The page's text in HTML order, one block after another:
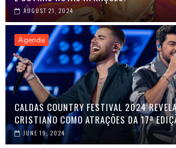
AUGUST 21, 2024
Agenda
CALDAS COUNTRY FESTIVAL 2024
CRISTIANO COMO ATRAÇÕES DA 17ª
JUNE 19, 2024